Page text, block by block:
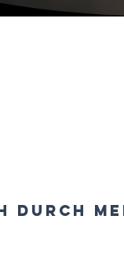
durch